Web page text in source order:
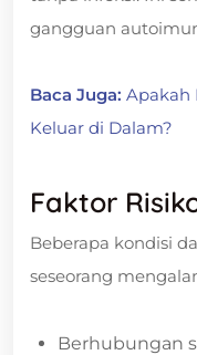
gangguan
Baca Juga: Apakah
Keluar di Dalam?
Faktor
Beberapa kondisi
seseorang
Berhubungan